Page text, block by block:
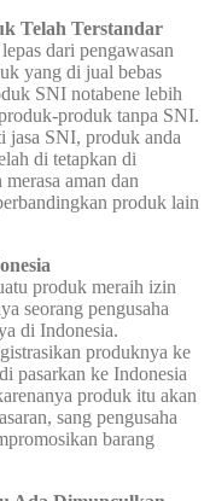
Telah Terstandar
dari pengawasan
yang di jual bebas
SNI notabene lebih
produk tanpa SNI.
jasa SNI, produk anda
di tetapkan di
aman dan
produk lain
produk meraih izin
seorang pengusaha
di Indonesia.
produknya ke
pasarkan ke Indonesia
produk itu akan
sang pengusaha
barang